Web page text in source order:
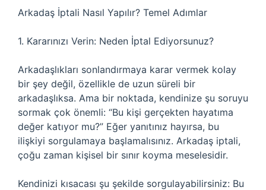
Arkadaş İptali Nasıl Yapılır? Temel Adımlar
1. Kararınızı Verin: Neden İptal Ediyorsunuz?
Arkadaşlıkları sonlandırmaya karar vermek kolay
bir şey değil, özellikle de uzun süreli bir
arkadaşlıksa. Ama bir noktada, kendinize şu soruyu
sormak çok önemli: “Bu kişi gerçekten hayatıma
değer katıyor mu?” Eğer yanıtınız hayırsa, bu
ilişkiyi sorgulamaya başlamalısınız. Arkadaş iptali,
çoğu zaman kişisel bir sınır koyma meselesidir.
Kendinizi kısacası şu şekilde sorgulayabilirsiniz: Bu